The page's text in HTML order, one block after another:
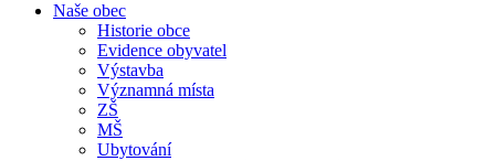
Naše obec
Historie obce
Evidence obyvatel
Výstavba
Významná místa
ZŠ
MŠ
Ubytování